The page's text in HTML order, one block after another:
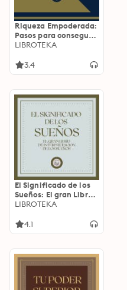
Riqueza Empoderada:
Pasos para conseguir
la riqueza
LIBROTEKA
3.4
El Significado de los
Sueños: El gran Libro
de Interpretaciones
LIBROTEKA
4.1